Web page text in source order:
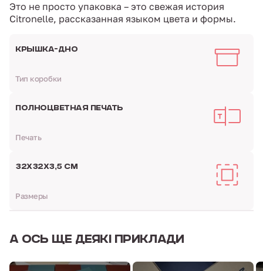
Это не просто упаковка – это свежая история
Citronelle, рассказанная языком цвета и формы.
КРЫШКА-ДНО
Тип коробки
ПОЛНОЦВЕТНАЯ ПЕЧАТЬ
Печать
32Х32Х3,5 СМ
Размеры
А ОСЬ ЩЕ ДЕЯКІ ПРИКЛАДИ